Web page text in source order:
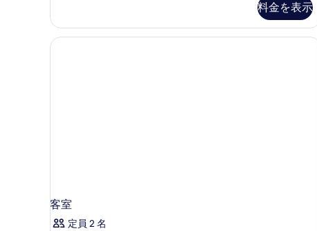
ー
の
示
す
ド
ト
料金を表示
客室
定員 2 名